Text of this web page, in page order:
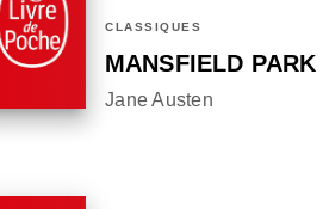
CLASSIQUES
MANSFIELD PARK
Jane Austen